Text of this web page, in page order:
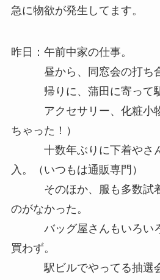
急に物欲が発生してます。
昨日：午前中家の仕事。
昼から、同窓会の打ち合
帰りに、蒲田に寄って駅
アクセサリー、化粧小物
ちゃった！）
十数年ぶりに下着やさん
入。（いつもは通販専門）
そのほか、服も多数試着
のがなかった。
バッグ屋さんもいろいろ
買わず。
駅ビルでやってる抽選会